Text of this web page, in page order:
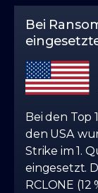
Bei
Bei den Top
den USA
Strike im 1.
eingesetzt.
RCLONE